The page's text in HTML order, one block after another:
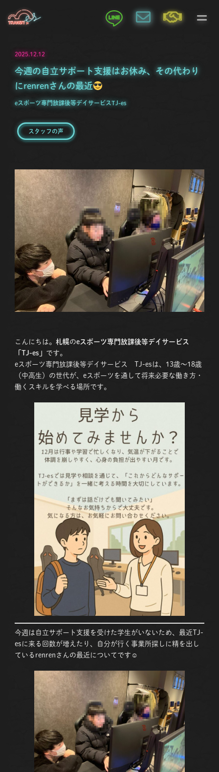
2025.12.12
今週の自立サポート支援はお休み、その代わり
にrenrenさんの最近
eスポーツ専門放課後等デイサービスTJ-es
スタッフの声
こんにちは。 札幌のeスポーツ専門放課後等デイサービス
「TJ-es」 です。
eスポーツ専門放課後等デイサービス TJ-esは、13歳〜18歳
（中高生）の世代が、eスポーツを通して将来必要な働き方・
働くスキルを学べる場所です。
今週は自立サポート支援を受けた学生がいないため、最近TJ-
esに来る回数が増えたり、自分が行く事業所探しに精を出し
ているrenrenさんの最近についてです☺